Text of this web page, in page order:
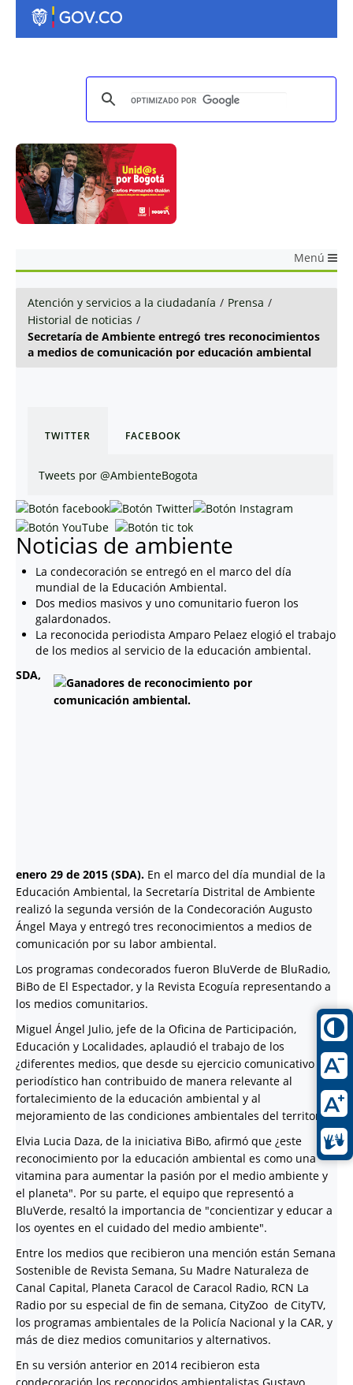
Menú
Atención y servicios a la ciudadanía / Prensa /
Historial de noticias /
Secretaría de Ambiente entregó tres reconocimientos
a medios de comunicación por educación ambiental
TWITTER FACEBOOK
Tweets por @AmbienteBogota
Noticias de ambiente
La condecoración se entregó en el marco del día
mundial de la Educación Ambiental.
Dos medios masivos y uno comunitario fueron los
galardonados.
La reconocida periodista Amparo Pelaez elogió el trabajo
de los medios al servicio de la educación ambiental.
SDA,
enero 29 de 2015 (SDA). En el marco del día mundial de la
Educación Ambiental, la Secretaría Distrital de Ambiente
realizó la segunda versión de la Condecoración Augusto
Ángel Maya y entregó tres reconocimientos a medios de
comunicación por su labor ambiental.
Los programas condecorados fueron BluVerde de BluRadio,
BiBo de El Espectador, y la Revista Ecoguía representando a
los medios comunitarios.
Miguel Ángel Julio, jefe de la Oficina de Participación,
Educación y Localidades, aplaudió el trabajo de los
¿diferentes medios, que desde su ejercicio comunicativo y
periodístico han contribuido de manera relevante al
fortalecimiento de la educación ambiental y al
mejoramiento de las condiciones ambientales del territorio¿.
Elvia Lucia Daza, de la iniciativa BiBo, afirmó que ¿este
reconocimiento por la educación ambiental es como una
vitamina para aumentar la pasión por el medio ambiente y
el planeta". Por su parte, el equipo que representó a
BluVerde, resaltó la importancia de "concientizar y educar a
los oyentes en el cuidado del medio ambiente".
Entre los medios que recibieron una mención están Semana
Sostenible de Revista Semana, Su Madre Naturaleza de
Canal Capital, Planeta Caracol de Caracol Radio, RCN La
Radio por su especial de fin de semana, CityZoo de CityTV,
los programas ambientales de la Policía Nacional y la CAR, y
más de diez medios comunitarios y alternativos.
En su versión anterior en 2014 recibieron esta
condecoración los reconocidos ambientalistas Gustavo